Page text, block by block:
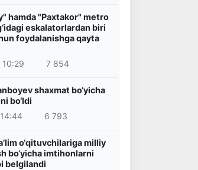
hamda "Paxtakor" metro
eskalatorlardan biri
foydalanishga qayta
7 854
shaxmat bo‘yicha
bo‘ldi
6 793
o‘qituvchilariga milliy
bo‘yicha imtihonlarni
belgilandi